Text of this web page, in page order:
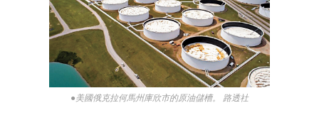
●美國俄克拉何馬州庫欣市的原油儲槽。 路透社